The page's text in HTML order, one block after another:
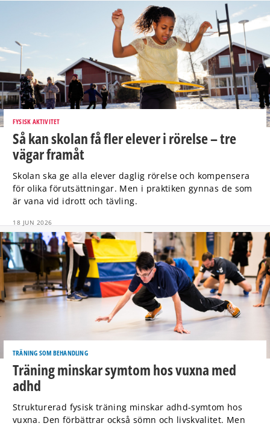
FYSISK AKTIVITET
Så kan skolan få fler elever i rörelse – tre
vägar framåt
Skolan ska ge alla elever daglig rörelse och kompensera
för olika förutsättningar. Men i praktiken gynnas de som
är vana vid idrott och tävling.
18 JUN 2026
TRÄNING SOM BEHANDLING
Träning minskar symtom hos vuxna med
adhd
Strukturerad fysisk träning minskar adhd-symtom hos
vuxna. Den förbättrar också sömn och livskvalitet. Men